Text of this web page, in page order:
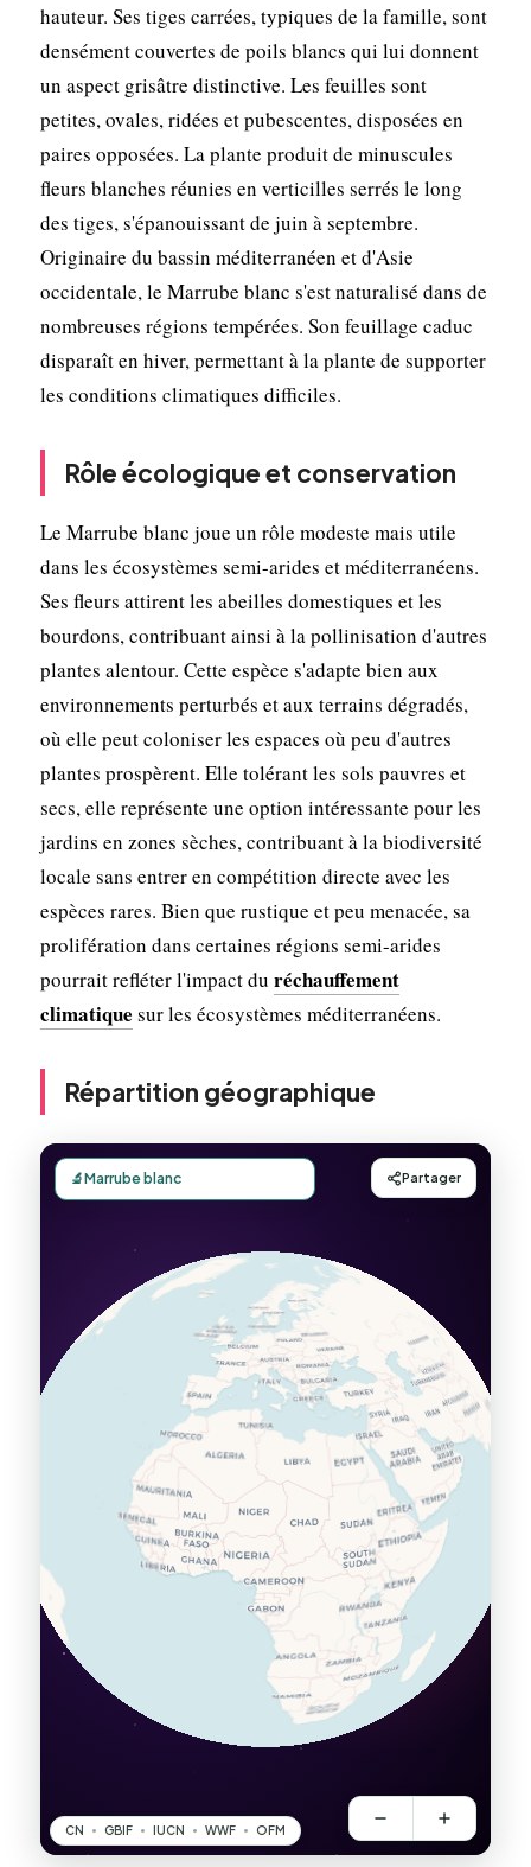
hauteur. Ses tiges carrées, typiques de la famille, sont
densément couvertes de poils blancs qui lui donnent
un aspect grisâtre distinctive. Les feuilles sont
petites, ovales, ridées et pubescentes, disposées en
paires opposées. La plante produit de minuscules
fleurs blanches réunies en verticilles serrés le long
des tiges, s'épanouissant de juin à septembre.
Originaire du bassin méditerranéen et d'Asie
occidentale, le Marrube blanc s'est naturalisé dans de
nombreuses régions tempérées. Son feuillage caduc
disparaît en hiver, permettant à la plante de supporter
les conditions climatiques difficiles.
Rôle écologique et conservation
Le Marrube blanc joue un rôle modeste mais utile
dans les écosystèmes semi-arides et méditerranéens.
Ses fleurs attirent les abeilles domestiques et les
bourdons, contribuant ainsi à la pollinisation d'autres
plantes alentour. Cette espèce s'adapte bien aux
environnements perturbés et aux terrains dégradés,
où elle peut coloniser les espaces où peu d'autres
plantes prospèrent. Elle tolérant les sols pauvres et
secs, elle représente une option intéressante pour les
jardins en zones sèches, contribuant à la biodiversité
locale sans entrer en compétition directe avec les
espèces rares. Bien que rustique et peu menacée, sa
prolifération dans certaines régions semi-arides
pourrait refléter l'impact du réchauffement
climatique sur les écosystèmes méditerranéens.
Répartition géographique